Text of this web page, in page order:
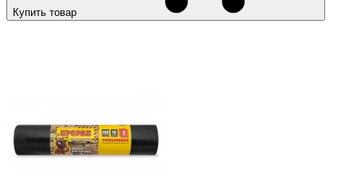
Купить товар